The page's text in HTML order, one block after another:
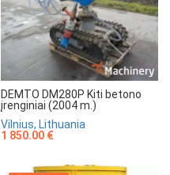
DEMTO DM280P Kiti betono
įrenginiai (2004 m.)
Vilnius, Lithuania
1 850.00 €